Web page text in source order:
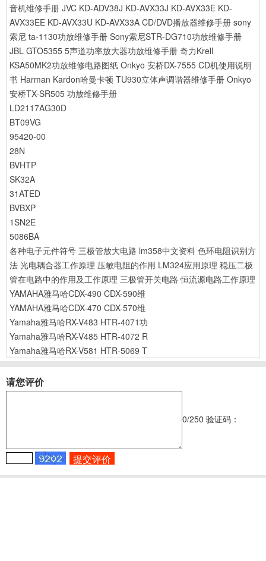
音机维修手册 JVC KD-ADV38J KD-AVX33J KD-AVX33E KD-
AVX33EE KD-AVX33U KD-AVX33A CD/DVD播放器维修手册 sony
索尼 ta-1130功放维修手册 Sony索尼STR-DG710功放维修手册
JBL GTO5355 5声道功率放大器功放维修手册 奇力Krell
KSA50MK2功放维修电路图纸 Onkyo 安桥DX-7555 CD机使用说明
书 Harman Kardon哈曼卡顿 TU930立体声调谐器维修手册 Onkyo
安桥TX-SR505 功放维修手册
LD2117AG30D
BT09VG
95420-00
28N
BVHTP
SK32A
31ATED
BVBXP
1SN2E
5086BA
各种电子元件符号 三极管放大电路 lm358中文资料 色环电阻识别方
法 光电耦合器工作原理 压敏电阻的作用 LM324应用原理 稳压二极
管在电路中的作用及工作原理 三极管开关电路 恒流源电路工作原理
YAMAHA雅马哈CDX-490 CDX-590维
YAMAHA雅马哈CDX-470 CDX-570维
Yamaha雅马哈RX-V483 HTR-4071功
Yamaha雅马哈RX-V485 HTR-4072 R
Yamaha雅马哈RX-V581 HTR-5069 T
请您评价
0/250 验证码：